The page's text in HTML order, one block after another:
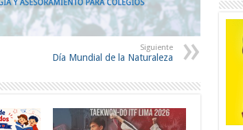
Siguiente
Día Mundial de la Naturaleza